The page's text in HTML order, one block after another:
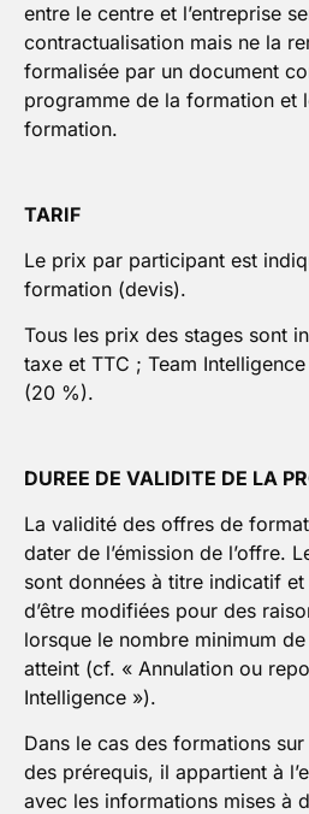
entre le centre et l’entreprise
contractualisation mais ne la
formalisée par un document
programme de la formation et
formation.
TARIF
Le prix par participant est
formation (devis).
Tous les prix des stages sont
taxe et TTC ; Team
(20 %).
DUREE DE VALIDITE DE LA
La validité des offres de
dater de l’émission de l’offre.
sont données à titre indicatif
d’être modifiées pour des
lorsque le nombre minimum de
atteint (cf. « Annulation ou
Intelligence »).
Dans le cas des formations
des prérequis, il appartient à
avec les informations mises à